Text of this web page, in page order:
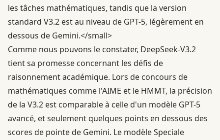
les tâches mathématiques, tandis que la version
standard V3.2 est au niveau de GPT-5, légèrement en
dessous de Gemini.</small>
Comme nous pouvons le constater, DeepSeek-V3.2
tient sa promesse concernant les défis de
raisonnement académique. Lors de concours de
mathématiques comme l'AIME et le HMMT, la précision
de la V3.2 est comparable à celle d'un modèle GPT-5
avancé, et seulement quelques points en dessous des
scores de pointe de Gemini. Le modèle Speciale